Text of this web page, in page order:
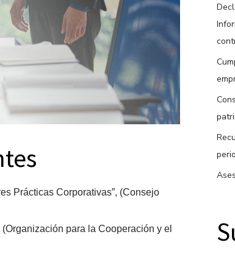
Prácticas Corporativas”, (Consejo
para la Cooperación y el